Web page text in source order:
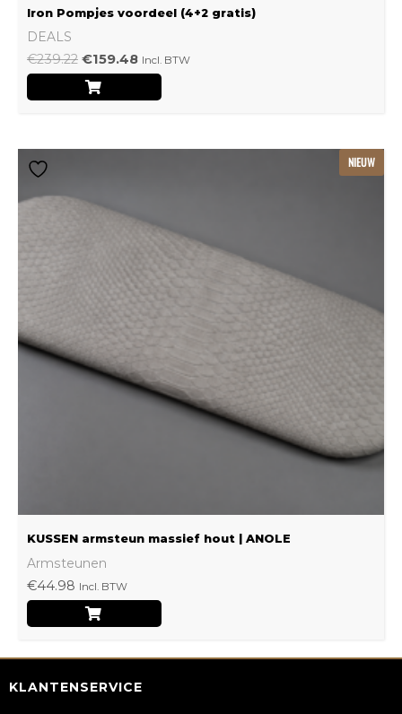
Iron Pompjes voordeel (4+2 gratis)
DEALS
€239.22 €159.48 Incl. BTW
NIEUW
KUSSEN armsteun massief hout | ANOLE
Armsteunen
€44.98 Incl. BTW
meerdere
variaties.
gekozen
worden
KLANTENSERVICE